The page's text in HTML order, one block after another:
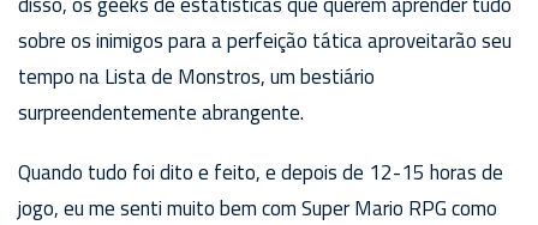
sobre os inimigos para a perfeição tática aproveitarão seu
tempo na Lista de Monstros, um bestiário
surpreendentemente abrangente.
Quando tudo foi dito e feito, e depois de 12-15 horas de
jogo, eu me senti muito bem com Super Mario RPG como